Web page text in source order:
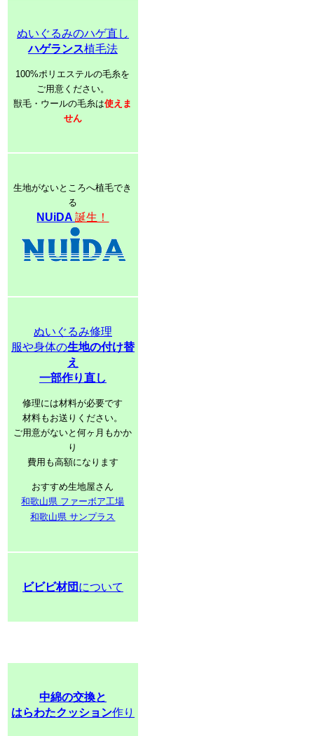
ぬいぐるみのハゲ直し
ハゲランス植毛法
100%ポリエステルの毛糸を
ご用意ください。
獣毛・ウールの毛糸は使えま
せん
生地がないところへ植毛でき
る
NUiDA誕生！
ぬいぐるみ修理
服や身体の生地の付け替
え
一部作り直し
修理には材料が必要です
材料もお送りください。
ご用意がないと何ヶ月もかか
り
費用も高額になります
おすすめ生地屋さん
和歌山県 ファーボア工場
和歌山県 サンプラス
ビビビ材団 について
中綿の交換と
はらわたクッション作り